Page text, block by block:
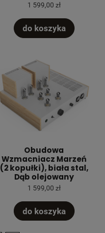
1 599,00 zł
do koszyka
Obudowa
Wzmacniacz Marzeń
(2 kopułki), biała stal,
Dąb olejowany
1 599,00 zł
do koszyka